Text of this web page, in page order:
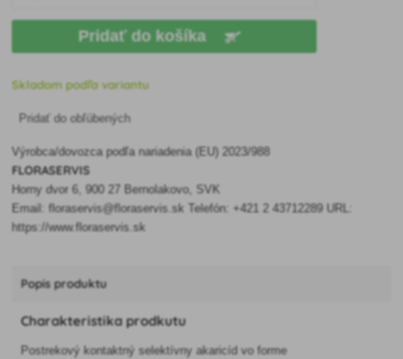
Pridať do košíka
Skladom podľa variantu
Pridať do obľúbených
Výrobca/dovozca podľa nariadenia (EU) 2023/988
FLORASERVIS
Horny dvor 6, 900 27 Bernolakovo, SVK
Email: floraservis@floraservis.sk Telefón: +421 2 43712289 URL:
https://www.floraservis.sk
Popis produktu
Charakteristika prodkutu
Postrekový kontaktný selektívny akaricíd vo forme